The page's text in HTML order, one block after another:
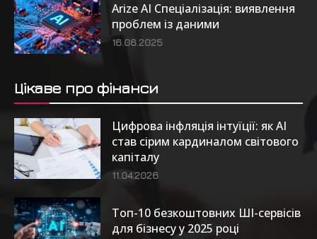
Arize AI Спеціалізація: виявлення
проблем із даними
16.06.2025
Цікаве про фінанси
Цифрова інфляція інтуїції: як AI
став сірим кардиналом світового
капіталу
11.04.2026
Топ-10 безкоштовних ШІ-сервісів
для бізнесу у 2025 році